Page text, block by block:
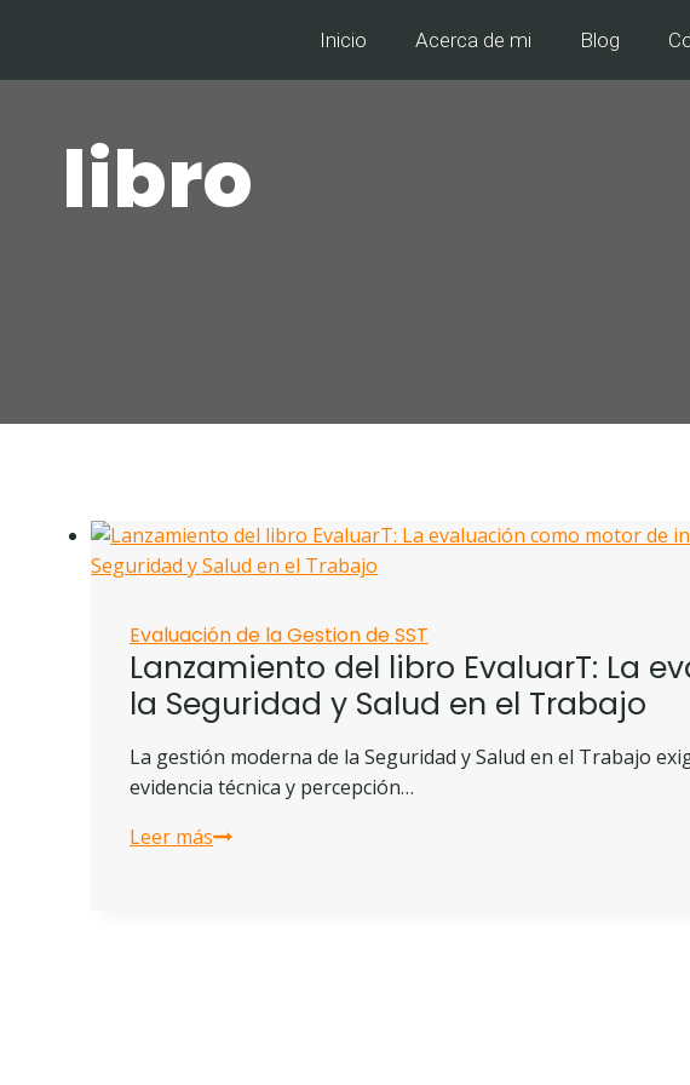
Inicio Acerca de mi Blog
libro
Evaluación de la Gestion de SST
Lanzamiento del libro EvaluarT: La
la Seguridad y Salud en el Trabajo
La gestión moderna de la Seguridad y Salud en el Trabajo
evidencia técnica y percepción…
Leer más